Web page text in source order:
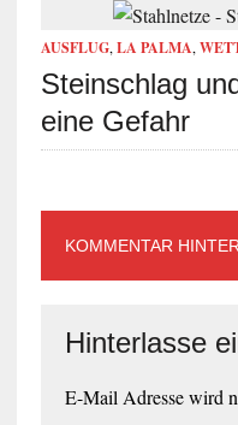
AUSFLUG, LA PALMA,
Steinschlag
eine Gefahr
KOMMENTAR
Hinterlasse
E-Mail Adresse wird